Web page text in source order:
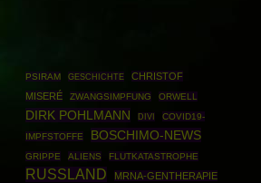
PSIRAM GESCHICHTE
CHRISTOF
MISERÉ
ZWANGSIMPFUNG ORWELL
DIRK POHLMANN DIVI
COVID19-
IMPFSTOFFE
BOSCHIMO-NEWS
GRIPPE ALIENS FLUTKATASTROPHE
RUSSLAND
MRNA-GENTHERAPIE